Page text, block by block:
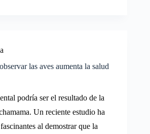
las aves aumenta la salud
podría ser el resultado de la
Un reciente estudio ha
al demostrar que la